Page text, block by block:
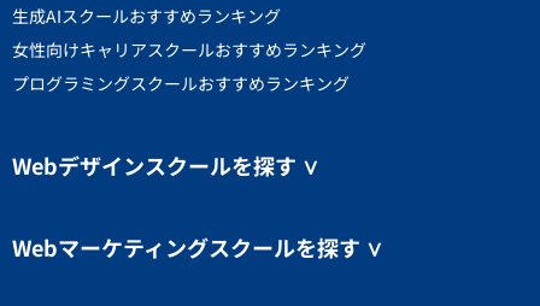
使用マーケティング・分析ツール
Console / Ubersuggest / MOZ / Power BI /
Looker Studio / User Insight / Clarity /
保有資格
生成AIスクールおすすめランキング
女性向けキャリアスクールおすすめランキング
プログラミングスクールおすすめランキング
Webデザインスクールを探す ∨
Webマーケティングスクールを探す ∨